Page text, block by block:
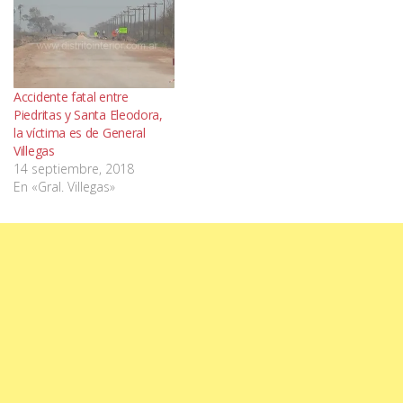
Accidente fatal entre
Piedritas y Santa Eleodora,
la víctima es de General
Villegas
14 septiembre, 2018
En «Gral. Villegas»